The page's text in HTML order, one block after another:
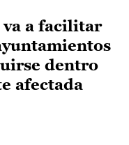
a facilitar
dentro
afectada